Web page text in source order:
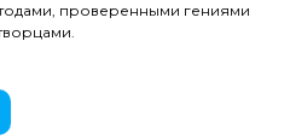
проверенными гениями